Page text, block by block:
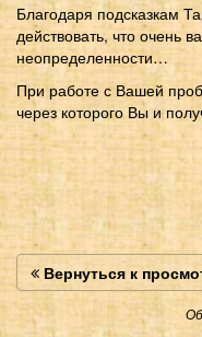
Благодаря подсказкам
действовать, что очень
неопределенности…
При работе с Вашей
через которого Вы и
Вернуться к